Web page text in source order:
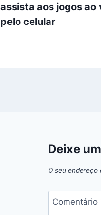
assista aos jogos ao
pelo celular
Deixe
O seu endereço
Comentário